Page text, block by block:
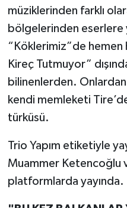
müziklerinden farklı
bölgelerinden eserlere
“Köklerimiz”de hemen
Kireç Tutmuyor”
bilinenlerden.
kendi memleketi
türküsü.
Trio Yapım etiketiyle
Muammer Ketencoğlu
platformlarda yayında.